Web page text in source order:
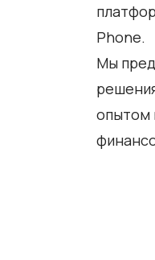
Phone.
Мы
опытом